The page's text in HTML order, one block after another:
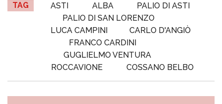
TAG ASTI ALBA
PALIO DI ASTI
PALIO DI SAN LORENZO
LUCA CAMPINI
CARLO D'ANGIÒ
FRANCO CARDINI
GUGLIELMO VENTURA
ROCCAVIONE
COSSANO BELBO